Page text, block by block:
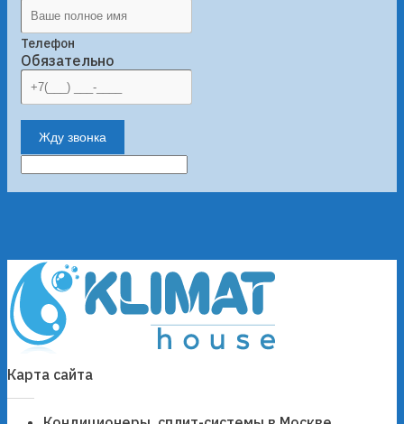
Телефон
Обязательно
Жду звонка
Карта сайта